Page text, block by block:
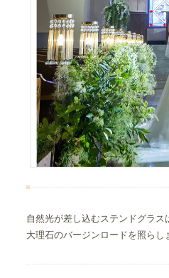
自然光が差し込むステンドグラス
大理石のバージンロードを照らし